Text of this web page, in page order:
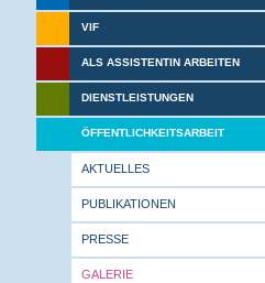
VIF
ALS ASSISTENTIN ARBEITEN
DIENSTLEISTUNGEN
ÖFFENTLICHKEITSARBEIT
AKTUELLES
PUBLIKATIONEN
PRESSE
GALERIE